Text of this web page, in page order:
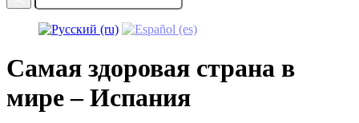
Самая здоровая страна в
мире – Испания